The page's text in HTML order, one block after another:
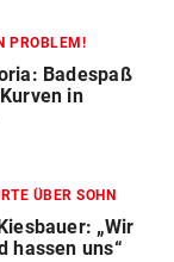
PROBLEM!
Badespaß
in
ÜBER SOHN
„Wir
hassen uns“